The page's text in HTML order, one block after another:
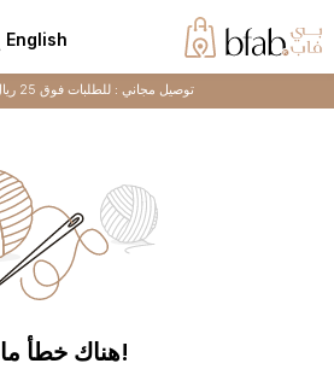
English
توصيل مجاني : للطلبات فوق 25 ريال عماني
!هناك خطأ ما